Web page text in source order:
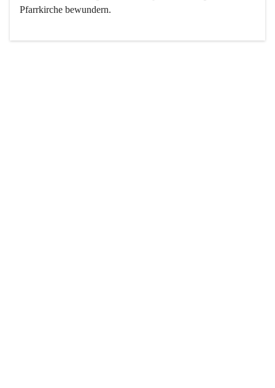
Pfarrkirche bewundern.
Der Weinbau dominert heute nicht mehr, ist aber integrativer